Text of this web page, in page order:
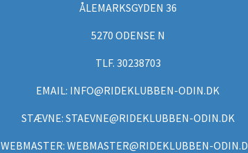
ÅLEMARKSGYDEN 36
5270 ODENSE N
TLF. 30238703
EMAIL: INFO@RIDEKLUBBEN-ODIN.DK
STÆVNE: STAEVNE@RIDEKLUBBEN-ODIN.DK
WEBMASTER: WEBMASTER@RIDEKLUBBEN-